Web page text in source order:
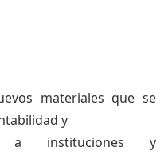
materiales que se
y
a instituciones y